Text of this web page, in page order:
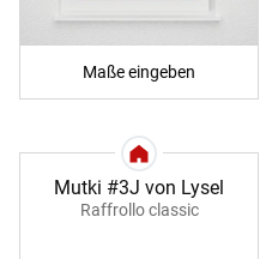
Maße eingeben
Mutki #3J von Lysel
Raffrollo classic